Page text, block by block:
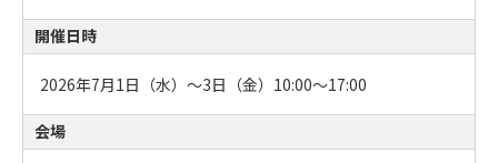
開催日時
2026年7月1日（水）～3日（金）10:00～17:00
会場